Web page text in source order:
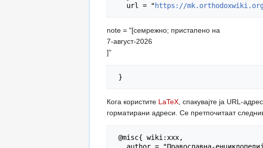
   url = "
https://mk.orthodoxwiki.org/
note = "[семрежно; пристапено на
7-август-2026
]"
Кога користите LaTeX, спакувајте ја URL-
горматирани адреси. Се претпочитаат